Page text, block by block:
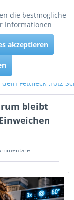
dein Fettfleck trotz
bleibt
Aktiv
Inaktiv
die bestmögliche
Informationen
akzeptieren